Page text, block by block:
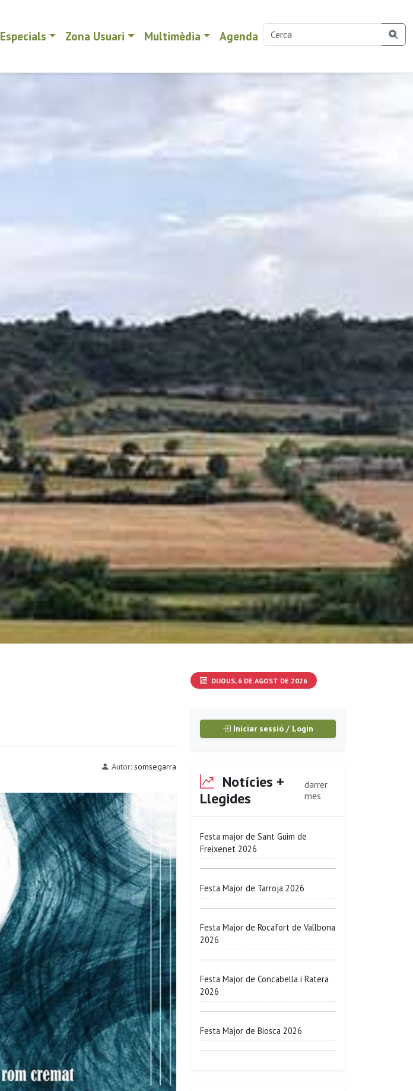
Especials Zona Usuari Multimèdia Agenda
Autor: somsegarra
DIJOUS, 6 DE AGOST DE 2026
Iniciar sessió / Login
Notícies +
Llegides
darrer
mes
Festa major de Sant Guim de
Freixenet 2026
Festa Major de Tarroja 2026
Festa Major de Rocafort de Vallbona
2026
Festa Major de Concabella i Ratera
2026
Festa Major de Biosca 2026